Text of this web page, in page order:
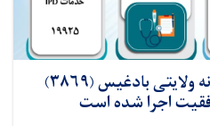
در سال گذشته در شفاخانه ولایتی بادغیس (۳۸۶۹)
اجرا شده است